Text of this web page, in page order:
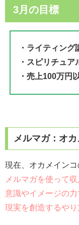
3月の目標
・ライティング
・スピリチュ
・売上100万円
メルマガ：オ
現在、オカメインコ
メルマガを使って収
意識やイメージの力
現実を創造するやり